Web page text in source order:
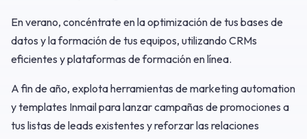
En verano, concéntrate en la optimización de tus bases de
datos y la formación de tus equipos, utilizando CRMs
eficientes y plataformas de formación en línea.
A fin de año, explota herramientas de marketing automation
y templates Inmail para lanzar campañas de promociones a
tus listas de leads existentes y reforzar las relaciones